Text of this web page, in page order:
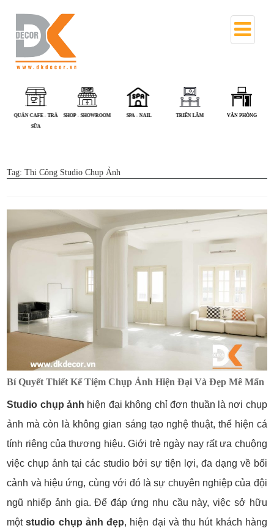
QUÁN CAFE - TRÀ
SỮA
SHOP - SHOWROOM SPA - NAIL TRIỂN LÃM VĂN PHÒNG
Tag:Thi Công Studio Chụp Ảnh
Bí Quyết Thiết Kế Tiệm Chụp Ảnh Hiện Đại Và Đẹp Mê Mẩn
Studio chụp ảnh hiện đại không chỉ đơn thuần là nơi chụp
ảnh mà còn là không gian sáng tạo nghệ thuật, thể hiện cá
tính riêng của thương hiệu. Giới trẻ ngày nay rất ưa chuộng
việc chụp ảnh tại các studio bởi sự tiện lợi, đa dạng về bối
cảnh và hiệu ứng, cùng với đó là sự chuyên nghiệp của đội
ngũ nhiếp ảnh gia. Để đáp ứng nhu cầu này, việc sở hữu
mộtstudio chụp ảnh đẹp, hiện đại và thu hút khách hàng